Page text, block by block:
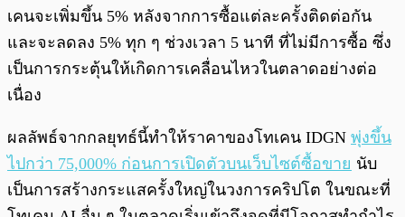
เคนจะเพิ่มขึ้น 5% หลังจากการซื้อแต่ละครั้งติดต่อกัน
และจะลดลง 5% ทุก ๆ ช่วงเวลา 5 นาที ที่ไม่มีการซื้อ ซึ่ง
เป็นการกระตุ้นให้เกิดการเคลื่อนไหวในตลาดอย่างต่อ
เนื่อง
ผลลัพธ์จากกลยุทธ์นี้ทำให้ราคาของโทเคน IDGN พุ่งขึ้น
ไปกว่า 75,000% ก่อนการเปิดตัวบนเว็บไซต์ซื้อขาย นับ
เป็นการสร้างกระแสครั้งใหญ่ในวงการคริปโต ในขณะที่